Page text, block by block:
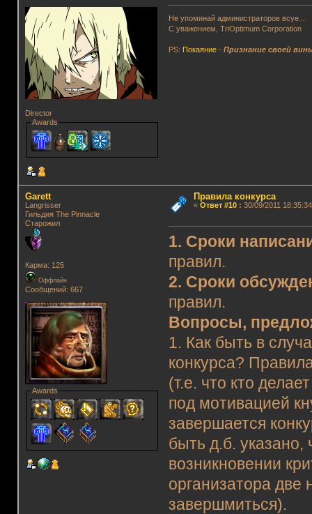
Director
Awards
Не упоминай администраторов всуе...
С уважением, TriOptimum Corporation
PS: Покаяние -Признание своей
Garett
Langrisser
Гильдия The Pinnacle
Старожил
Карма: 125
Оффлайн
Сообщений: 667
Awards
Правила конкурса
« Ответ #10: 30/09/2011
1. Сроки
правил.
2. Сроки
правил.
Вопросы,
1. Как быть в
конкурса?
(т.е. что кто
под мотивацией
завершается
быть д.б. указано,
возникновении
организатора две
завершмиться).